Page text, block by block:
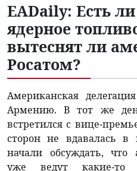
EADaily: Есть
ядерное
вытеснят ли
Росатом?
Американская
Армению. В тот же
встретился с вице-
сторон не вдавалась в
начали обсуждать, что
уже ведут какие-